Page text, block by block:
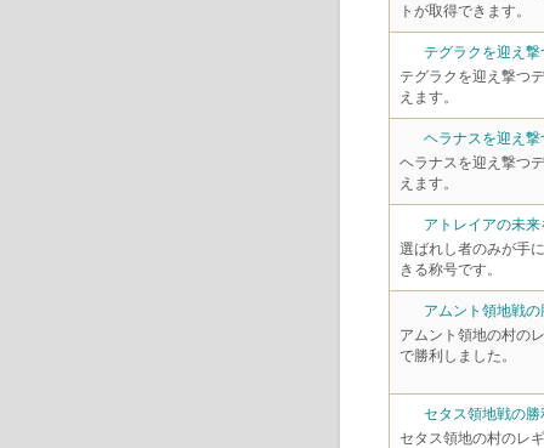
トが取得できます。
テグラクを迎え撃
テグラクを迎え撃つ
えます。
ヘラナスを迎え撃
ヘラナスを迎え撃つ
えます。
アトレイアの未来
選ばれし者のみが手
きる称号です。
アムント領地戦の
アムント領地の村の
で勝利しました。
セタス領地戦の勝
セタス領地の村のレ